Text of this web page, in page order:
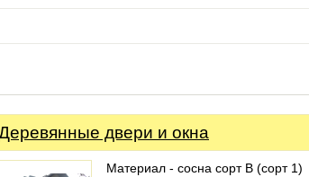
двери и окна
Материал - сосна сорт В (сорт 1)